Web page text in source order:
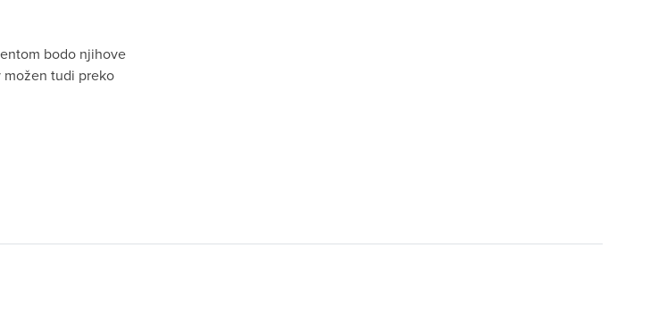
bodo njihove
možen tudi preko